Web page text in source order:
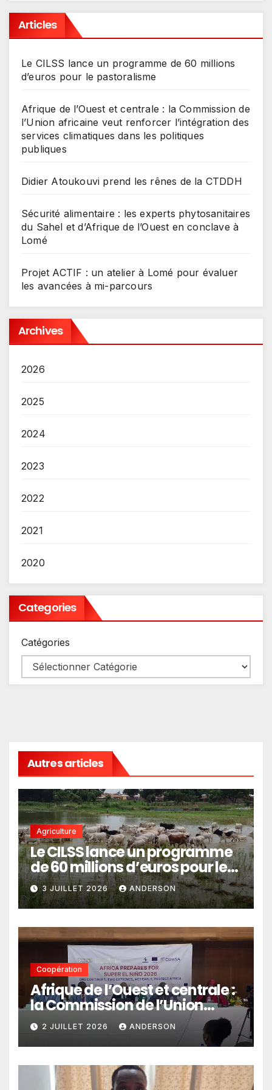
Articles
Le CILSS lance un programme de 60 millions
d’euros pour le pastoralisme
Afrique de l’Ouest et centrale : la Commission de
l’Union africaine veut renforcer l’intégration des
services climatiques dans les politiques
publiques
Didier Atoukouvi prend les rênes de la CTDDH
Sécurité alimentaire : les experts phytosanitaires
du Sahel et d’Afrique de l’Ouest en conclave à
Lomé
Projet ACTIF : un atelier à Lomé pour évaluer
les avancées à mi-parcours
Archives
2026
2025
2024
2023
2022
2021
2020
Categories
Catégories
Autres articles
Agriculture
Le CILSS lance un programme
de 60 millions d’euros pour le
pastoralisme
3 JUILLET 2026 ANDERSON
Coopération
Afrique de l’Ouest et centrale :
la Commission de l’Union
africaine veut renforcer
l’intégration des services
climatiques dans les
politiques publiques
2 JUILLET 2026 ANDERSON